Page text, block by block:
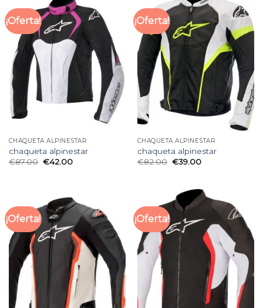
¡Oferta!
CHAQUETA ALPINESTAR
chaqueta alpinestar
€87.00 €42.00
¡Oferta!
CHAQUETA ALPINESTAR
chaqueta alpinestar
€82.00 €39.00
¡Oferta! ¡Oferta!